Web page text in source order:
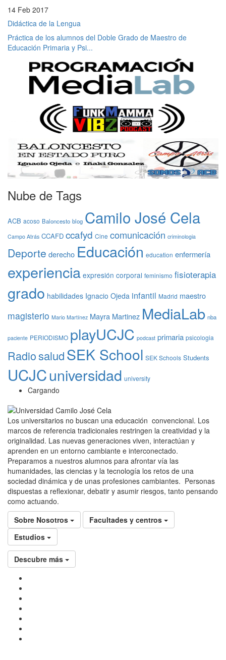
14 Feb 2017
Didáctica de la Lengua
Práctica de los alumnos del Doble Grado de Maestro de
Educación Primaria y Psi...
Nube de Tags
ACB acoso Baloncesto blog Camilo José Cela
Campo Atrás CCAFD ccafyd Cine comunicación criminologia
Deporte derecho Educación education enfermería
experiencia expresión corporal feminismo fisioterapia
grado habilidades Ignacio Ojeda infantil Madrid maestro
magisterio Mario Martínez Mayra Martinez MediaLab nba
paciente PERIODISMO playUCJC podcast primaria psicologia
RadiosaludSEK School SEK Schools Students
UCJCuniversidad university
Cargando
Los universitarios no buscan una educación convencional. Los
marcos de referencia tradicionales restringen la creatividad y la
originalidad. Las nuevas generaciones viven, interactúan y
aprenden en un entorno cambiante e interconectado.
Preparamos a nuestros alumnos para afrontar vía las
humanidades, las ciencias y la tecnología los retos de una
sociedad dinámica y de unas profesiones cambiantes. Personas
dispuestas a reflexionar, debatir y asumir riesgos, tanto pensando
como actuando.
Sobre Nosotros
Facultades y centros
Estudios
Descubre más